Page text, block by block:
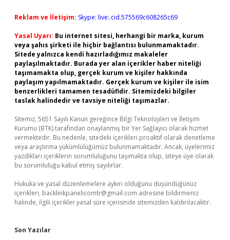
Reklam ve İletişim: Skype: live:.cid.575569c608265c69
Yasal Uyarı: Bu internet sitesi, herhangi bir marka, kurum
veya şahıs şirketi ile hiçbir bağlantısı bulunmamaktadır.
Sitede yalnızca kendi hazırladığımız makaleler
paylaşılmaktadır. Burada yer alan içerikler haber niteliği
taşımamakta olup, gerçek kurum ve kişiler hakkında
paylaşım yapılmamaktadır. Gerçek kurum ve kişiler ile isim
benzerlikleri tamamen tesadüfidir. Sitemizdeki bilgiler
taslak halindedir ve tavsiye niteliği taşımazlar.
Sitemiz, 5651 Sayılı Kanun gereğince Bilgi Teknolojileri ve İletişim
Kurumu (BTK) tarafından onaylanmış bir Yer Sağlayıcı olarak hizmet
vermektedir. Bu nedenle, sitedeki içerikleri proaktif olarak denetleme
veya araştırma yükümlülüğümüz bulunmamaktadır. Ancak, üyelerimiz
yazdıkları içeriklerin sorumluluğunu taşımakta olup, siteye üye olarak
bu sorumluluğu kabul etmiş sayılırlar.
Hukuka ve yasal düzenlemelere aykırı olduğunu düşündüğünüz
içerikleri, backlinkpanelicomtr@gmail.com adresine bildirmeniz
halinde, ilgili içerikler yasal süre içerisinde sitemizden kaldırılacaktır.
Son Yazılar